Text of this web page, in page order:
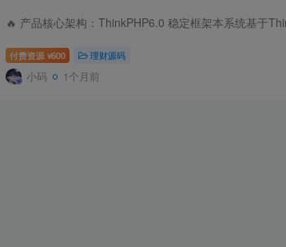
付费资源 ¥600 理财源码
小码 1个月前